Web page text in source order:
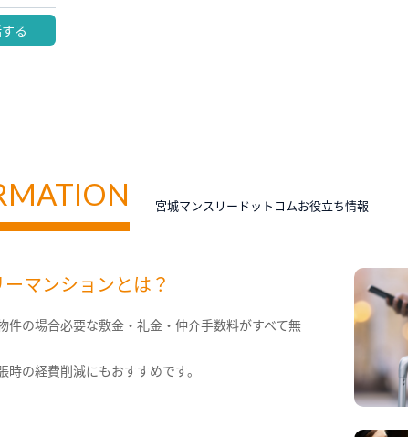
る
宮城マンスリードットコムお役立ち情報
マンションとは？
件の場合必要な敷金・礼金・仲介手数料がすべて無
時の経費削減にもおすすめです。